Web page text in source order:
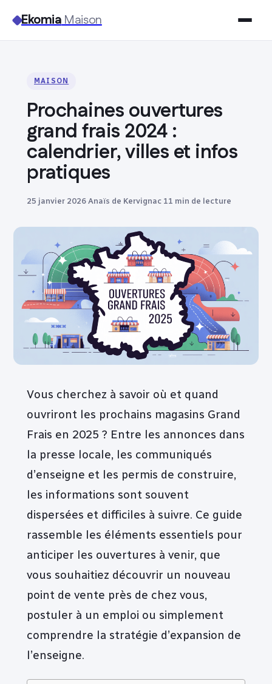
EkomiaMaison
Jardinage
Immobilier
Déco
MAISON
Prochaines ouvertures
grand frais 2024 :
calendrier, villes et infos
pratiques
25 janvier 2026Anaïs de Kervignac 11 min de lecture
Vous cherchez à savoir où et quand
ouvriront les prochains magasins Grand
Frais en 2025 ? Entre les annonces dans
la presse locale, les communiqués
d’enseigne et les permis de construire,
les informations sont souvent
dispersées et difficiles à suivre. Ce guide
rassemble les éléments essentiels pour
anticiper les ouvertures à venir, que
vous souhaitiez découvrir un nouveau
point de vente près de chez vous,
postuler à un emploi ou simplement
comprendre la stratégie d’expansion de
l’enseigne.